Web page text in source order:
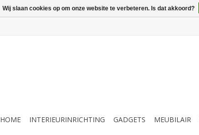
HOME INTERIEURINRICHTING GADGETS MEUBILAIR
Wij slaan cookies op om onze website te verbeteren. Is dat akkoord?